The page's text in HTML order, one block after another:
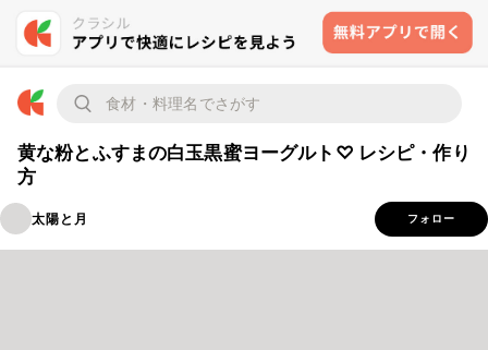
黄な粉とふすまの白玉黒蜜ヨーグルト♡ レシピ・作り
方
太陽と月 フォロー